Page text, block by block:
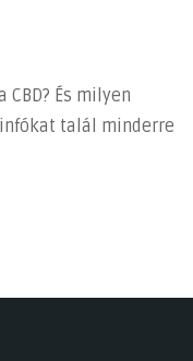
És milyen
infókat talál minderre